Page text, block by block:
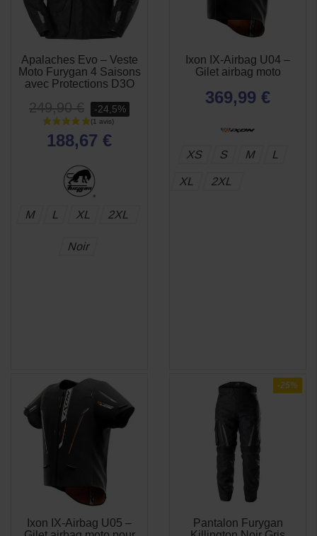
Apalaches Evo – Veste
Moto Furygan 4 Saisons
avec Protections D3O
249,90 € -24,5%
188,67 €
M L XL 2XL
Noir
Ixon IX-Airbag U04 –
Gilet airbag moto
369,99 €
XS S M L
XL 2XL
 APERÇU
RAPIDE
Ixon IX-Airbag U05 –
-25%
 APERÇU
RAPIDE
Pantalon Furygan
APERÇU
APERÇU